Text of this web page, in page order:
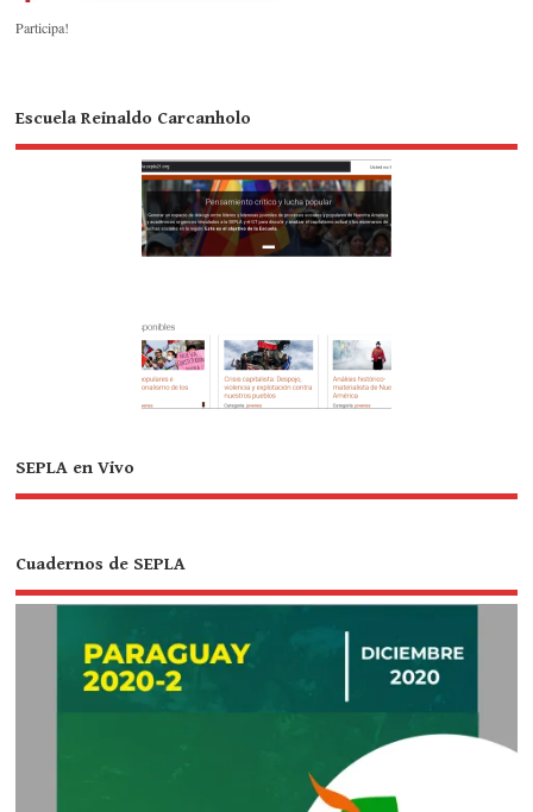
Participa!
Escuela Reinaldo Carcanholo
SEPLA en Vivo
Cuadernos de SEPLA